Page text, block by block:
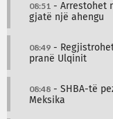
08:51 - Arrestohet
gjatë një ahengu
08:49 -
pranë Ulqinit
08:48 - SHBA-të
Meksika